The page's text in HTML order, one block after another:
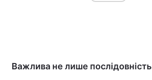
Важлива не лише послідовність